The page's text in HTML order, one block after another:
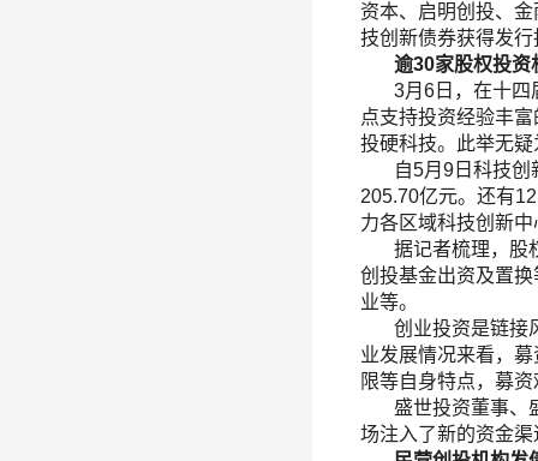
资本、启明创投、
技创新债券获得发行
逾30家股权投资
3月6日，在十四届
点支持投资经验丰
投硬科技。此举无疑
自5月9日科技创新
205.70亿元。还有
力各区域科技创新
据记者梳理，股权
创投基金出资及置
业等。
创业投资是链接风
业发展情况来看，
限等自身特点，募
盛世投资董事、盛
场注入了新的资金